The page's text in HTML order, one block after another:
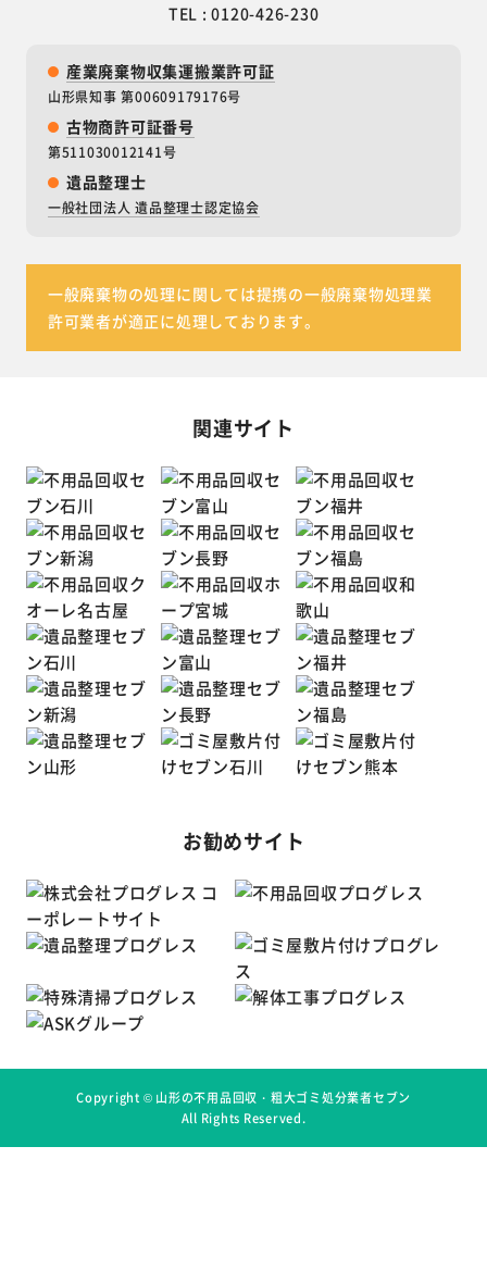
TEL : 0120-426-230
産業廃棄物収集運搬業許可証
山形県知事 第00609179176号
古物商許可証番号
第511030012141号
遺品整理士
一般社団法人 遺品整理士認定協会
一般廃棄物の処理に関しては提携の一般廃棄物処理業
許可業者が適正に処理しております。
関連サイト
お勧めサイト
Copyright © 山形の不用品回収・粗大ゴミ処分業者セブン
All Rights Reserved.